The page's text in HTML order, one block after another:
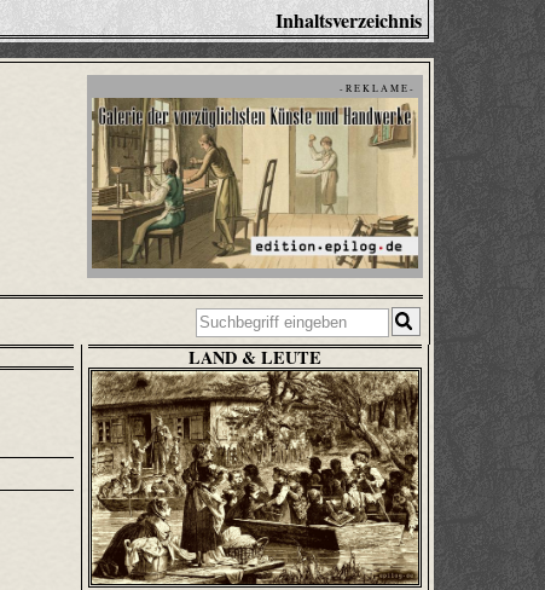
Inhaltsverzeichnis
- R E K L A M E -
LAND & LEUTE